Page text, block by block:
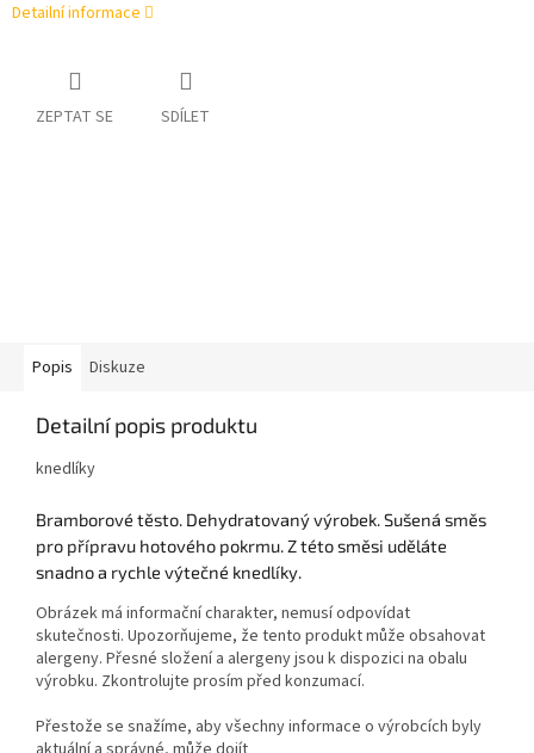
Detailní informace
ZEPTAT SE SDÍLET
Popis Diskuze
Detailní popis produktu
knedlíky
Bramborové těsto. Dehydratovaný výrobek. Sušená směs
pro přípravu hotového pokrmu. Z této směsi uděláte
snadno a rychle výtečné knedlíky.
Obrázek má informační charakter, nemusí odpovídat
skutečnosti. Upozorňujeme, že tento produkt může obsahovat
alergeny. Přesné složení a alergeny jsou k dispozici na obalu
výrobku. Zkontrolujte prosím před konzumací.
Přestože se snažíme, aby všechny informace o výrobcích byly